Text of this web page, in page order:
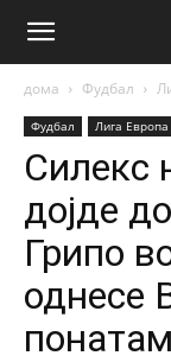
SuperSport.mk
дома Фудбал
Фудбал Лига Европа
Силекс
дојде
Грипо
однесе